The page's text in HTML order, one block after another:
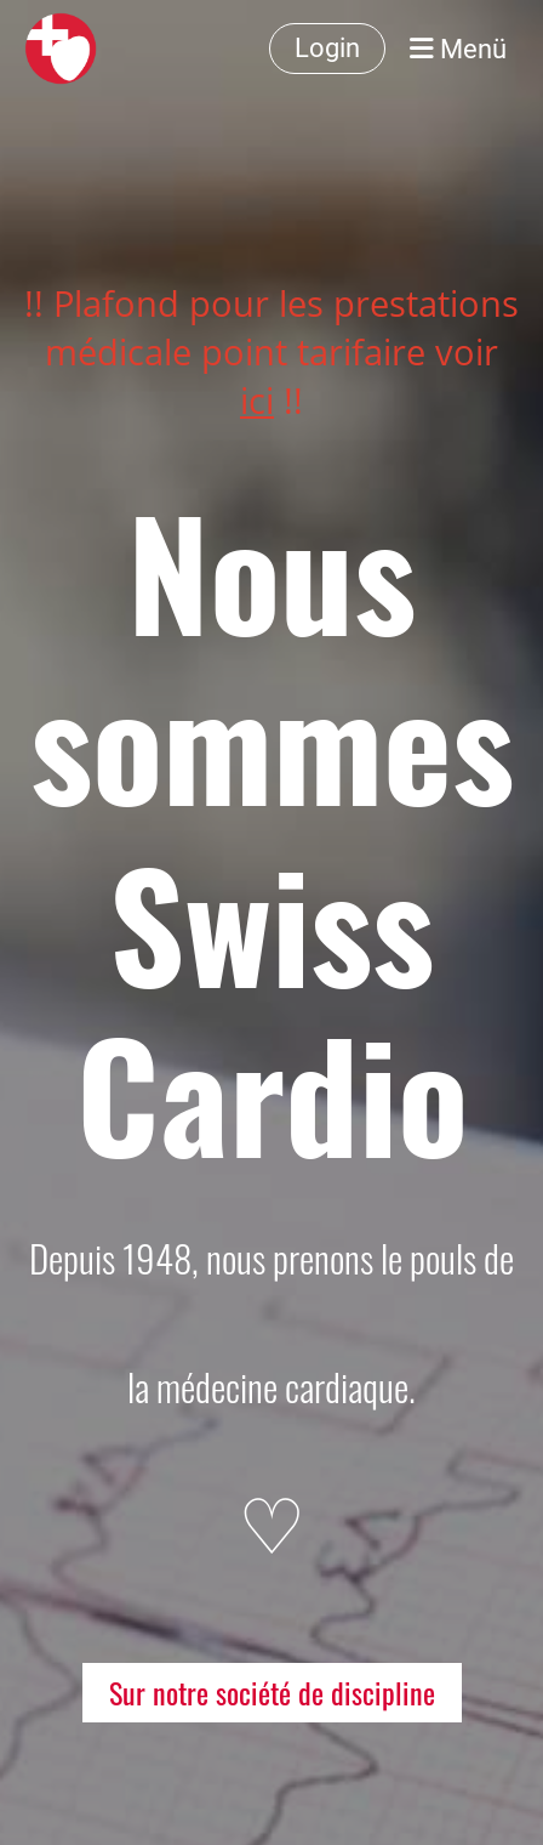
Login Menü
!! Plafond pour les prestations
médicale point tarifaire voir
ici !!
Nous
sommes
Swiss
Cardio
Depuis 1948, nous prenons le pouls de
la médecine cardiaque.
♡
Sur notre société de discipline